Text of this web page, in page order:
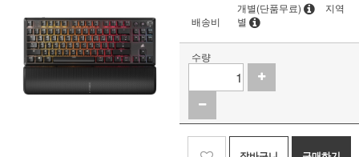
배송비
개별(단품무료)
지역
별
수량